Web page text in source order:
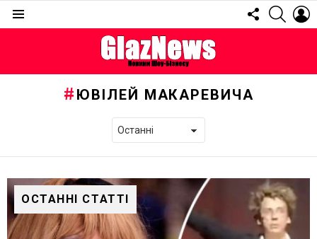
FOLLOW
US
ЮВІЛЕЙ МАКАРЕВИЧА
ОСТАННІ СТАТТІ